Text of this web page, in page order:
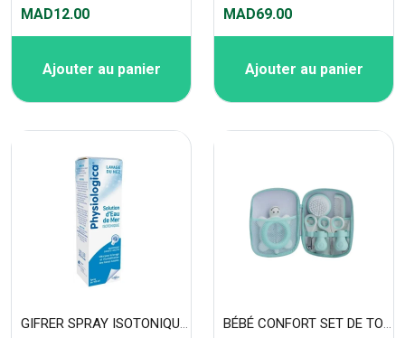
MAD12.00
Ajouter au panier
MAD69.00
Ajouter au panier
GIFRER SPRAY ISOTONIQUE PHYSIOLOGIQUE EAU DE MER 100 ML BÉBÉ CONFORT SET DE TOILETTE - WATER WORLD 7103